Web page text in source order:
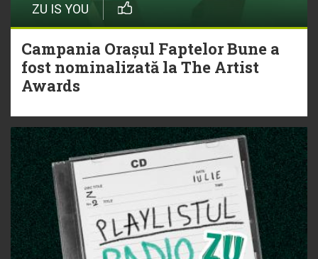
ZU IS YOU
Campania Orașul Faptelor Bune a
fost nominalizată la The Artist
Awards